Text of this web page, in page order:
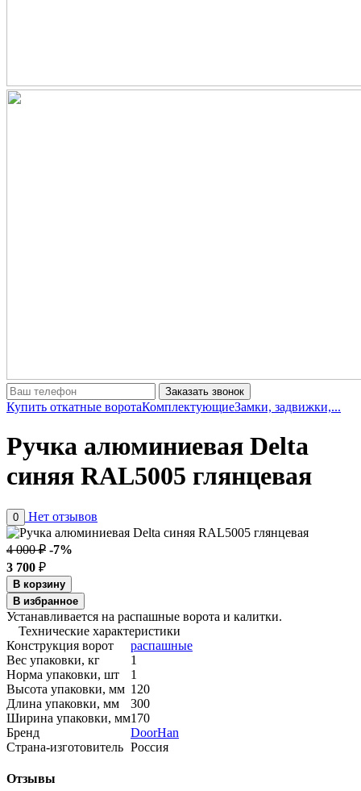
Заказать звонок
Купить откатные воротаКомплектующиеЗамки, задвижки,...
Ручка алюминиевая Delta
синяя RAL5005 глянцевая
0 Нет отзывов
4 000 ₽ -7%
3 700 ₽
В корзину
В избранное
Устанавливается на распашные ворота и калитки.
Технические характеристики
Конструкция ворот
распашные
Вес упаковки, кг
1
Норма упаковки, шт
1
Высота упаковки, мм 120
Длина упаковки, мм
300
Ширина упаковки, мм170
Бренд
DoorHan
Страна-изготовитель Россия
Отзывы